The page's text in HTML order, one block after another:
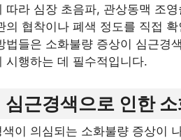
따라 심장 초음파, 관상동맥 조
의 협착이나 폐색 정도를 직접
법들은 소화불량 증상이 심근경
시행하는 데 필수적입니다.
심근경색으로 인한
색이 의심되는 소화불량 증상이